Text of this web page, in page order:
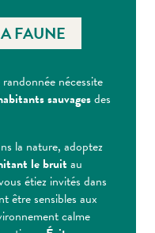
FAUNE
nécessite
sauvagesdes
la nature, adoptez
le bruit au
étiez invités dans
être sensibles aux
calme